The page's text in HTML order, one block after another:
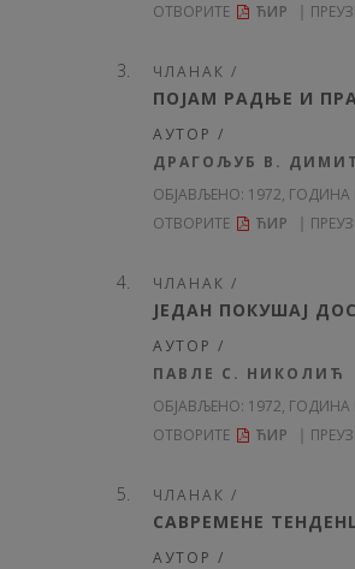
ОТВОРИТЕ
ЋИР
ЧЛАНАК /
ПОЈАМ РАДЊЕ И
АУТОР /
ДРАГОЉУБ В.
ОБЈАВЉЕНО: 1972,
ОТВОРИТЕ
ЋИР
ЧЛАНАК /
ЈЕДАН ПОКУШАЈ
АУТОР /
ПАВЛЕ С. НИКОЛИЋ
ОБЈАВЉЕНО: 1972,
ОТВОРИТЕ
ЋИР
ЧЛАНАК /
САВРЕМЕНЕ
АУТОР /